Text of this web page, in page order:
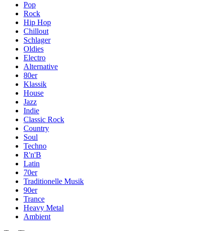
Pop
Rock
Hip Hop
Chillout
Schlager
Oldies
Electro
Alternative
80er
Klassik
House
Jazz
Indie
Classic Rock
Country
Soul
Techno
R'n'B
Latin
70er
Traditionelle Musik
90er
Trance
Heavy Metal
Ambient